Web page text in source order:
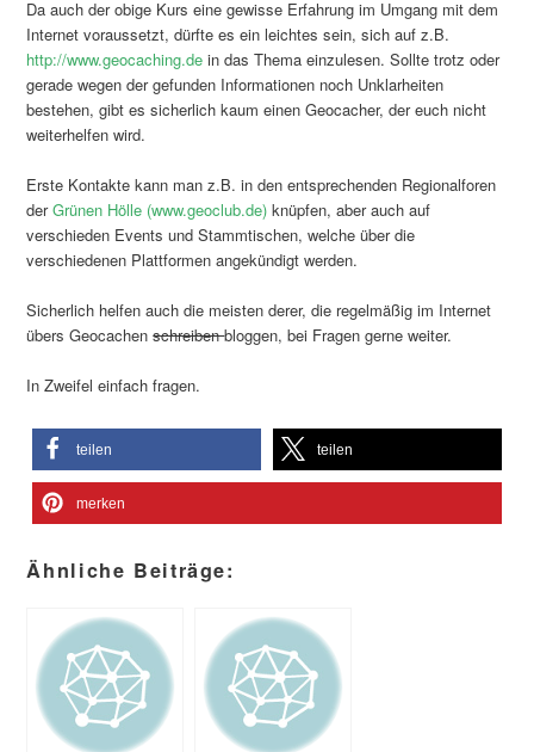
Da auch der obige Kurs eine gewisse Erfahrung im Umgang mit dem
Internet voraussetzt, dürfte es ein leichtes sein, sich auf z.B.
http://www.geocaching.de in das Thema einzulesen. Sollte trotz oder
gerade wegen der gefunden Informationen noch Unklarheiten
bestehen, gibt es sicherlich kaum einen Geocacher, der euch nicht
weiterhelfen wird.
Erste Kontakte kann man z.B. in den entsprechenden Regionalforen
derGrünen Hölle (www.geoclub.de)knüpfen, aber auch auf
verschieden Events und Stammtischen, welche über die
verschiedenen Plattformen angekündigt werden.
Sicherlich helfen auch die meisten derer, die regelmäßig im Internet
übers Geocachenschreibenbloggen, bei Fragen gerne weiter.
In Zweifel einfach fragen.
teilen teilen
merken
Ähnliche Beiträge: